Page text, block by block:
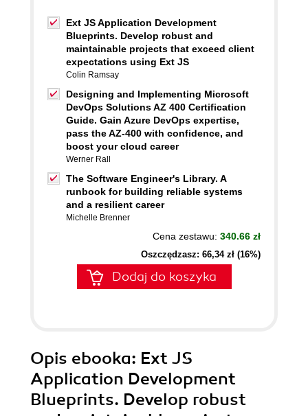
Ext JS Application Development
Blueprints. Develop robust and
maintainable projects that exceed client
expectations using Ext JS
Colin Ramsay
Designing and Implementing Microsoft
DevOps Solutions AZ 400 Certification
Guide. Gain Azure DevOps expertise,
pass the AZ-400 with confidence, and
boost your cloud career
Werner Rall
The Software Engineer's Library. A
runbook for building reliable systems
and a resilient career
Michelle Brenner
Cena zestawu: 340.66 zł
Oszczędzasz: 66,34 zł (16%)
Dodaj do koszyka
Opis ebooka: Ext JS
Application Development
Blueprints. Develop robust